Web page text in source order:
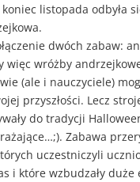
listopada odbyła
dwóch zabaw:
więc wróżby
(ale i nauczyciele)
przyszłości. Lecz
do tradycji
Zabawa
uczestniczyli
i które wzbudzały duże